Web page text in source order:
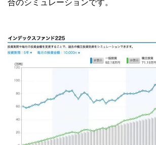
合のシミュレーションです。